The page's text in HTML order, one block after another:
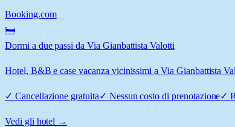
Booking.com
🛏️
Dormi a due passi da Via Gianbattista Valotti
Hotel, B&B e case vacanza vicinissimi a Via Gianbattista
✓ Cancellazione gratuita✓ Nessun costo di prenotazione✓
Vedi gli hotel →